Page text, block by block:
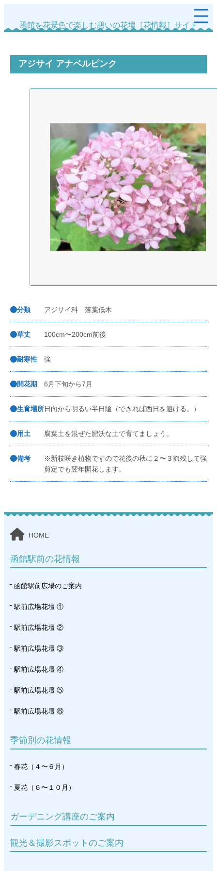
を
函館を花景色で楽しむ憩いの花壇［花情報］サイト
アジサイ アナベルピンク
分類 アジサイ科 落葉低木
草丈 100cm〜200cm前後
耐寒性 強
開花期 6月下旬から7月
生育場所日向から明るい半日陰（できれば西日を避ける。）
用土 腐葉土を混ぜた肥沃な土で育てましょう。
備考
※新枝咲き植物ですので花後の秋に２〜３節残して強
剪定でも翌年開花します。
HOME
函館駅前の花情報
函館駅前広場のご案内
駅前広場花壇 ①
駅前広場花壇 ②
駅前広場花壇 ③
駅前広場花壇 ④
駅前広場花壇 ⑤
駅前広場花壇 ⑥
季節別の花情報
春花（４〜６月）
夏花（６〜１０月）
ガーデニング講座のご案内
観光＆撮影スポットのご案内